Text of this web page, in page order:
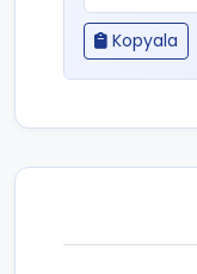
Kopyala